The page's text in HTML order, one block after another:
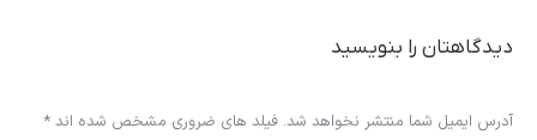
دیدگاهتان را بنویسید
آدرس ایمیل شما منتشر نخواهد شد. فیلد های ضروری مشخص شده اند *